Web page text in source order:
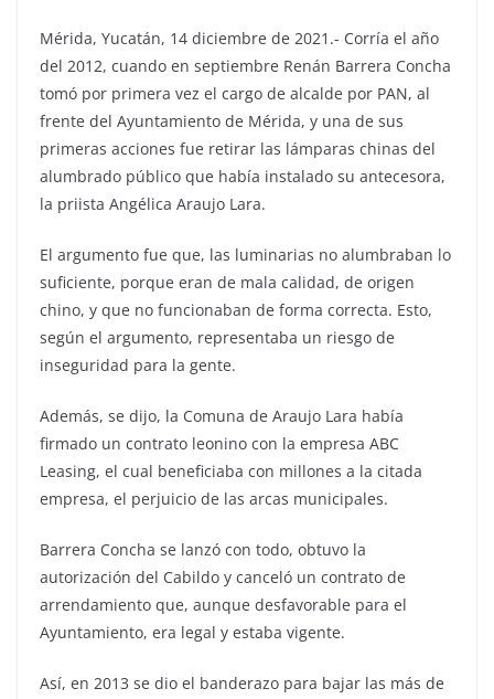
Mérida, Yucatán, 14 diciembre de 2021.- Corría el año
del 2012, cuando en septiembre Renán Barrera Concha
tomó por primera vez el cargo de alcalde por PAN, al
frente del Ayuntamiento de Mérida, y una de sus
primeras acciones fue retirar las lámparas chinas del
alumbrado público que había instalado su antecesora,
la priista Angélica Araujo Lara.
El argumento fue que, las luminarias no alumbraban lo
suficiente, porque eran de mala calidad, de origen
chino, y que no funcionaban de forma correcta. Esto,
según el argumento, representaba un riesgo de
inseguridad para la gente.
Además, se dijo, la Comuna de Araujo Lara había
firmado un contrato leonino con la empresa ABC
Leasing, el cual beneficiaba con millones a la citada
empresa, el perjuicio de las arcas municipales.
Barrera Concha se lanzó con todo, obtuvo la
autorización del Cabildo y canceló un contrato de
arrendamiento que, aunque desfavorable para el
Ayuntamiento, era legal y estaba vigente.
Así, en 2013 se dio el banderazo para bajar las más de